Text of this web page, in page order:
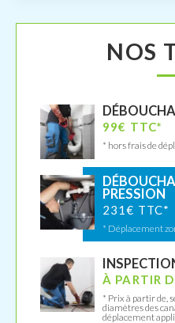
NOS
99€ TTC*
* hors frais de
PRESSION
231€ TTC*
* Déplacement
À PARTIR
* Prix à partir de,
diamètres des
déplacement